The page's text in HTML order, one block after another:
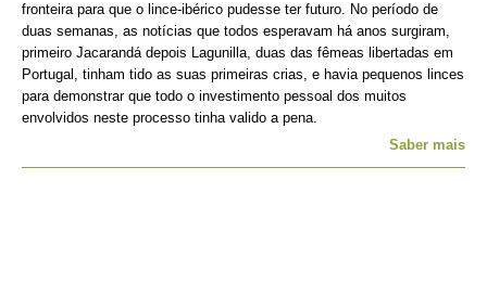
fronteira para que o lince-ibérico pudesse ter futuro. No período de
duas semanas, as notícias que todos esperavam há anos surgiram,
primeiro Jacarandá depois Lagunilla, duas das fêmeas libertadas em
Portugal, tinham tido as suas primeiras crias, e havia pequenos linces
para demonstrar que todo o investimento pessoal dos muitos
envolvidos neste processo tinha valido a pena.
Saber mais